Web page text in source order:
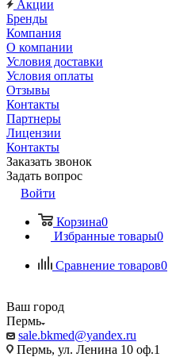
Акции
Бренды
Компания
О компании
Условия доставки
Условия оплаты
Отзывы
Контакты
Партнеры
Лицензии
Контакты
Заказать звонок
Задать вопрос
Войти
Корзина0
Избранные товары0
Сравнение товаров0
Ваш город
Пермь
sale.bkmed@yandex.ru
Пермь, ул. Ленина 10 оф.1